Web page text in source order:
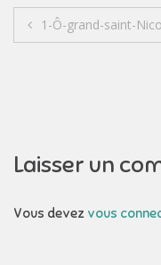
Navigation
1-Ô-grand-saint-
Laisser un
Vous devez vous